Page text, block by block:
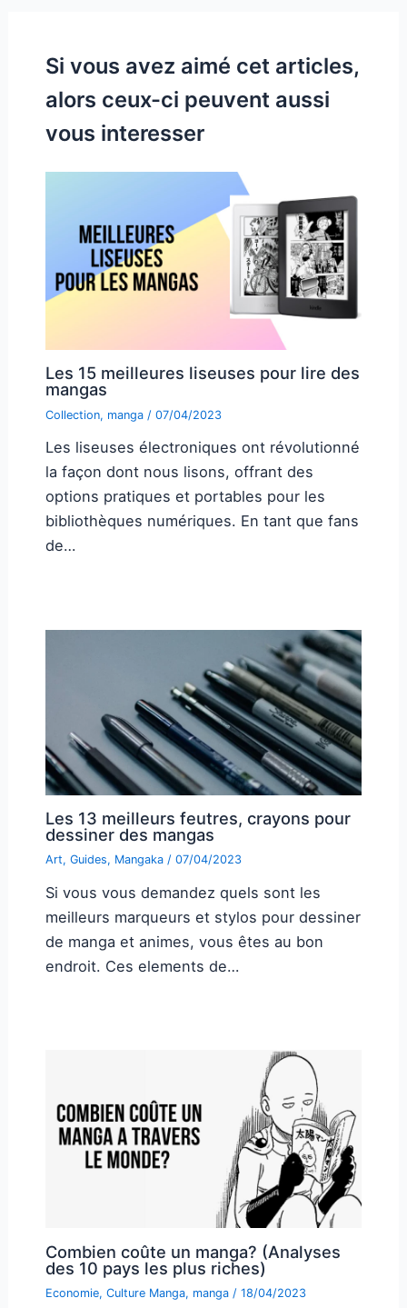
Si vous avez aimé cet articles,
alors ceux-ci peuvent aussi
vous interesser
Les 15 meilleures liseuses pour lire des
mangas
Collection, manga/ 07/04/2023
Les liseuses électroniques ont révolutionné
la façon dont nous lisons, offrant des
options pratiques et portables pour les
bibliothèques numériques. En tant que fans
de…
Les 13 meilleurs feutres, crayons pour
dessiner des mangas
Art, Guides, Mangaka/ 07/04/2023
Si vous vous demandez quels sont les
meilleurs marqueurs et stylos pour dessiner
de manga et animes, vous êtes au bon
endroit. Ces elements de…
Combien coûte un manga? (Analyses
des 10 pays les plus riches)
Economie, Culture Manga, manga/ 18/04/2023